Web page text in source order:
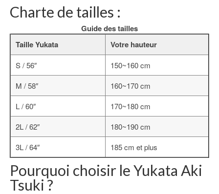
Charte de tailles :
Guide des tailles
Taille Yukata
Votre hauteur
S / 56″
150~160 cm
M / 58″
160~170 cm
L / 60″
170~180 cm
2L / 62″
180~190 cm
3L / 64″
185 cm et plus
Pourquoi choisir le Yukata Aki
Tsuki ?